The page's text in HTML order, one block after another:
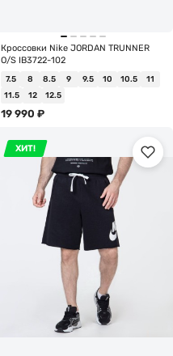
Кроссовки Nike JORDAN TRUNNER
O/S IB3722-102
7.5 8 8.5 9 9.5 10 10.5
11
11.5
12 12.5
19 990 ₽
ХИТ!